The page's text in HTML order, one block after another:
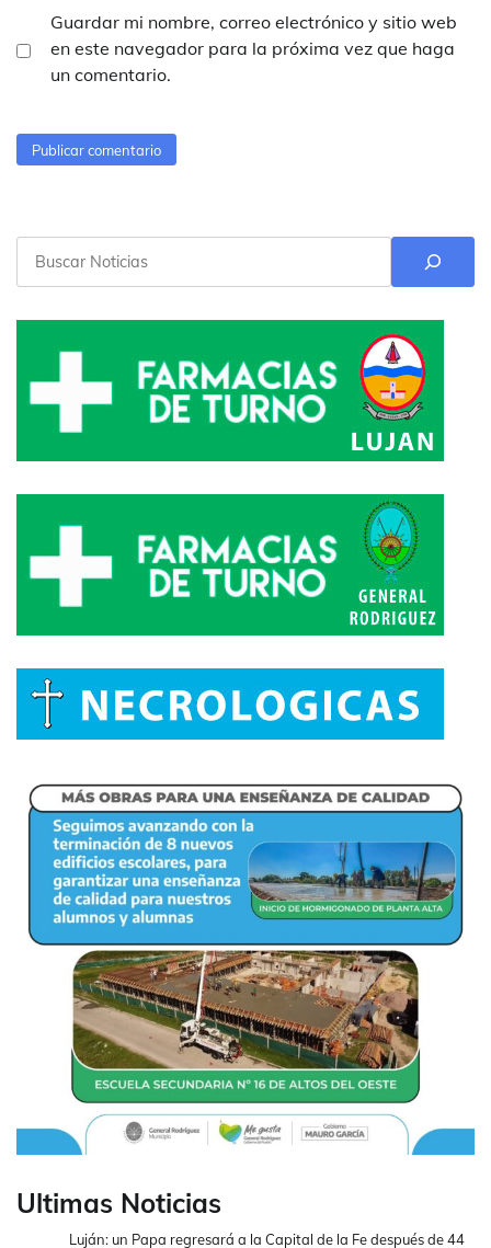
Guardar mi nombre, correo electrónico y sitio web
en este navegador para la próxima vez que haga
un comentario.
Ultimas Noticias
Luján: un Papa regresará a la Capital de la Fe después de 44